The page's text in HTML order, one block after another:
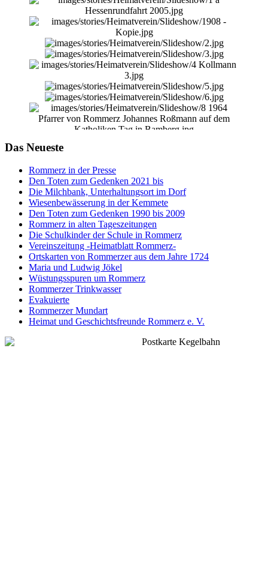
Das Neueste
Rommerz in der Presse
Den Toten zum Gedenken 2021 bis
Die Milchbank, Unterhaltungsort im Dorf
Wiesenbewässerung in der Kemmete
Den Toten zum Gedenken 1990 bis 2009
Rommerz in alten Tageszeitungen
Die Schulkinder der Schule in Rommerz
Vereinszeitung -Heimatblatt Rommerz-
Ortskarten von Rommerzer aus dem Jahre 1724
Maria und Ludwig Jökel
Wüstungsspuren um Rommerz
Rommerzer Trinkwasser
Evakuierte
Rommerzer Mundart
Heimat und Geschichtsfreunde Rommerz e. V.